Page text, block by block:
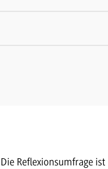
Die Reflexionsumfrage